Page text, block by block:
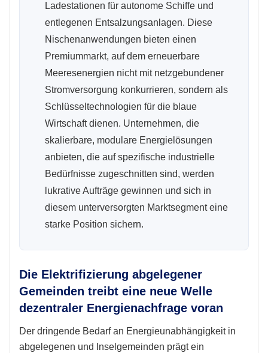
Ladestationen für autonome Schiffe und
entlegenen Entsalzungsanlagen. Diese
Nischenanwendungen bieten einen
Premiummarkt, auf dem erneuerbare
Meeresenergien nicht mit netzgebundener
Stromversorgung konkurrieren, sondern als
Schlüsseltechnologien für die blaue
Wirtschaft dienen. Unternehmen, die
skalierbare, modulare Energielösungen
anbieten, die auf spezifische industrielle
Bedürfnisse zugeschnitten sind, werden
lukrative Aufträge gewinnen und sich in
diesem unterversorgten Marktsegment eine
starke Position sichern.
Die Elektrifizierung abgelegener
Gemeinden treibt eine neue Welle
dezentraler Energienachfrage voran
Der dringende Bedarf an Energieunabhängigkeit in
abgelegenen und Inselgemeinden prägt ein